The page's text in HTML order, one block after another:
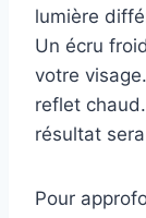
lumière
Un écru
votre
reflet
résultat
Pour